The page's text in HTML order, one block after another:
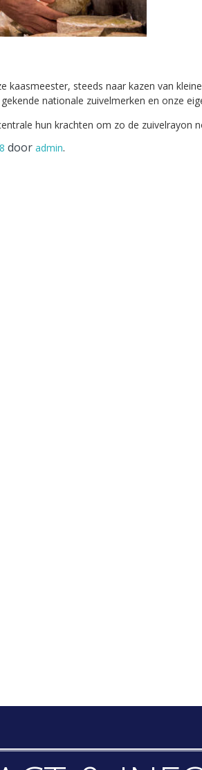
kaasmeester, steeds naar kazen van
nationale zuivelmerken en onze
hun krachten om zo de zuivelrayon
door admin.